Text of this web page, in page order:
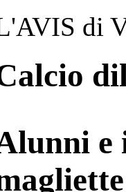
di
e